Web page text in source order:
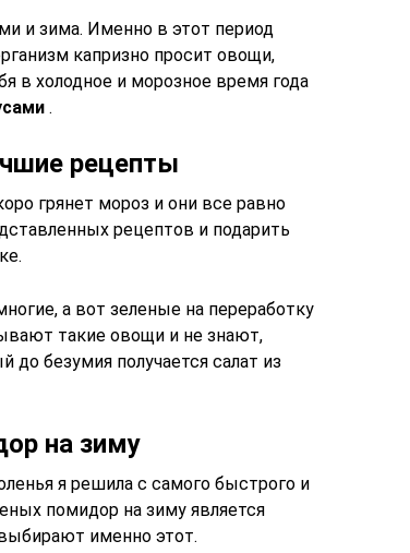
и зима. Именно в этот период
капризно просит овощи,
в холодное и морозное время года
.
рецепты
грянет мороз и они все равно
рецептов и подарить
а вот зеленые на переработку
такие овощи и не знают,
до безумия получается салат из
на зиму
я решила с самого быстрого и
помидор на зиму является
именно этот.